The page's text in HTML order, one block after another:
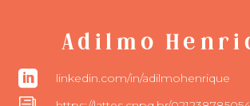
Adilmo
 linkedin.com/in/adilmohenrique